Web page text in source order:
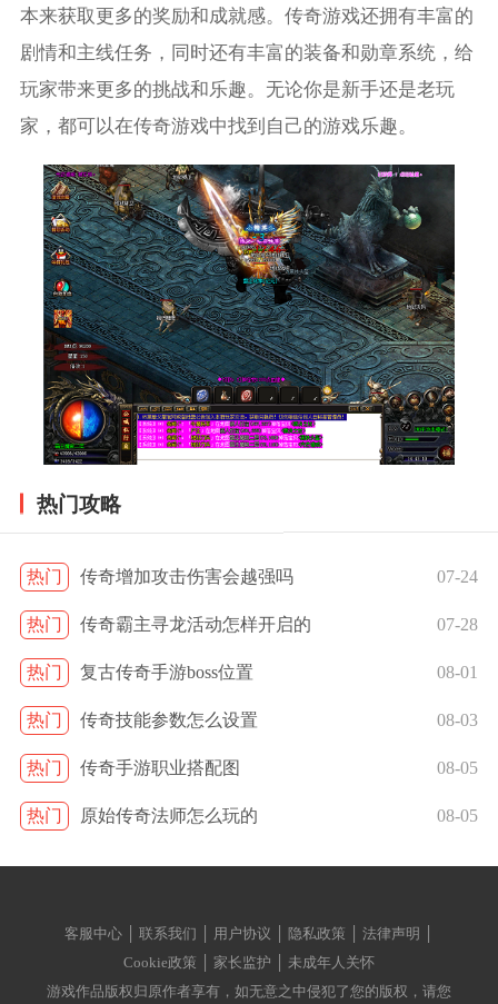
本来获取更多的奖励和成就感。传奇游戏还拥有丰富的
剧情和主线任务，同时还有丰富的装备和勋章系统，给
玩家带来更多的挑战和乐趣。无论你是新手还是老玩
家，都可以在传奇游戏中找到自己的游戏乐趣。
热门攻略
热门 传奇增加攻击伤害会越强吗 07-24
热门 传奇霸主寻龙活动怎样开启的 07-28
热门 复古传奇手游boss位置 08-01
热门 传奇技能参数怎么设置 08-03
热门 传奇手游职业搭配图 08-05
热门 原始传奇法师怎么玩的 08-05
客服中心 │ 联系我们 │ 用户协议 │ 隐私政策 │ 法律声明 │
Cookie政策 │ 家长监护 │ 未成年人关怀
游戏作品版权归原作者享有，如无意之中侵犯了您的版权，请您